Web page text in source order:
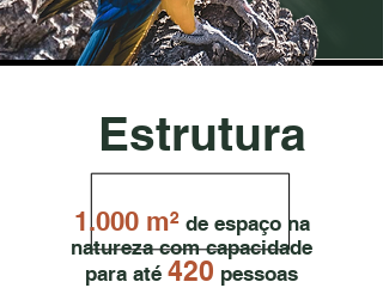
Estrutura
1.000 m² de espaço na
natureza com capacidade
para até 420 pessoas